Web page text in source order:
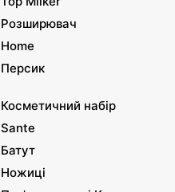
Розширювач
Home
Персик
Косметичний набір
Sante
Батут
Ножиці